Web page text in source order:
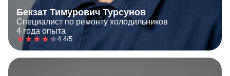
Бекзат Тимурович Турсунов
Специалист по ремонту холодильников
4 года опыта
4.4/5